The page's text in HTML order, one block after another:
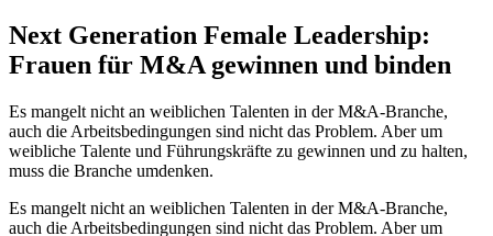
Next Generation Female Leadership:
Frauen für M&A gewinnen und binden
Es mangelt nicht an weiblichen Talenten in der M&A-Branche,
auch die Arbeitsbedingungen sind nicht das Problem. Aber um
weibliche Talente und Führungskräfte zu gewinnen und zu halten,
muss die Branche umdenken.
Es mangelt nicht an weiblichen Talenten in der M&A-Branche,
auch die Arbeitsbedingungen sind nicht das Problem. Aber um